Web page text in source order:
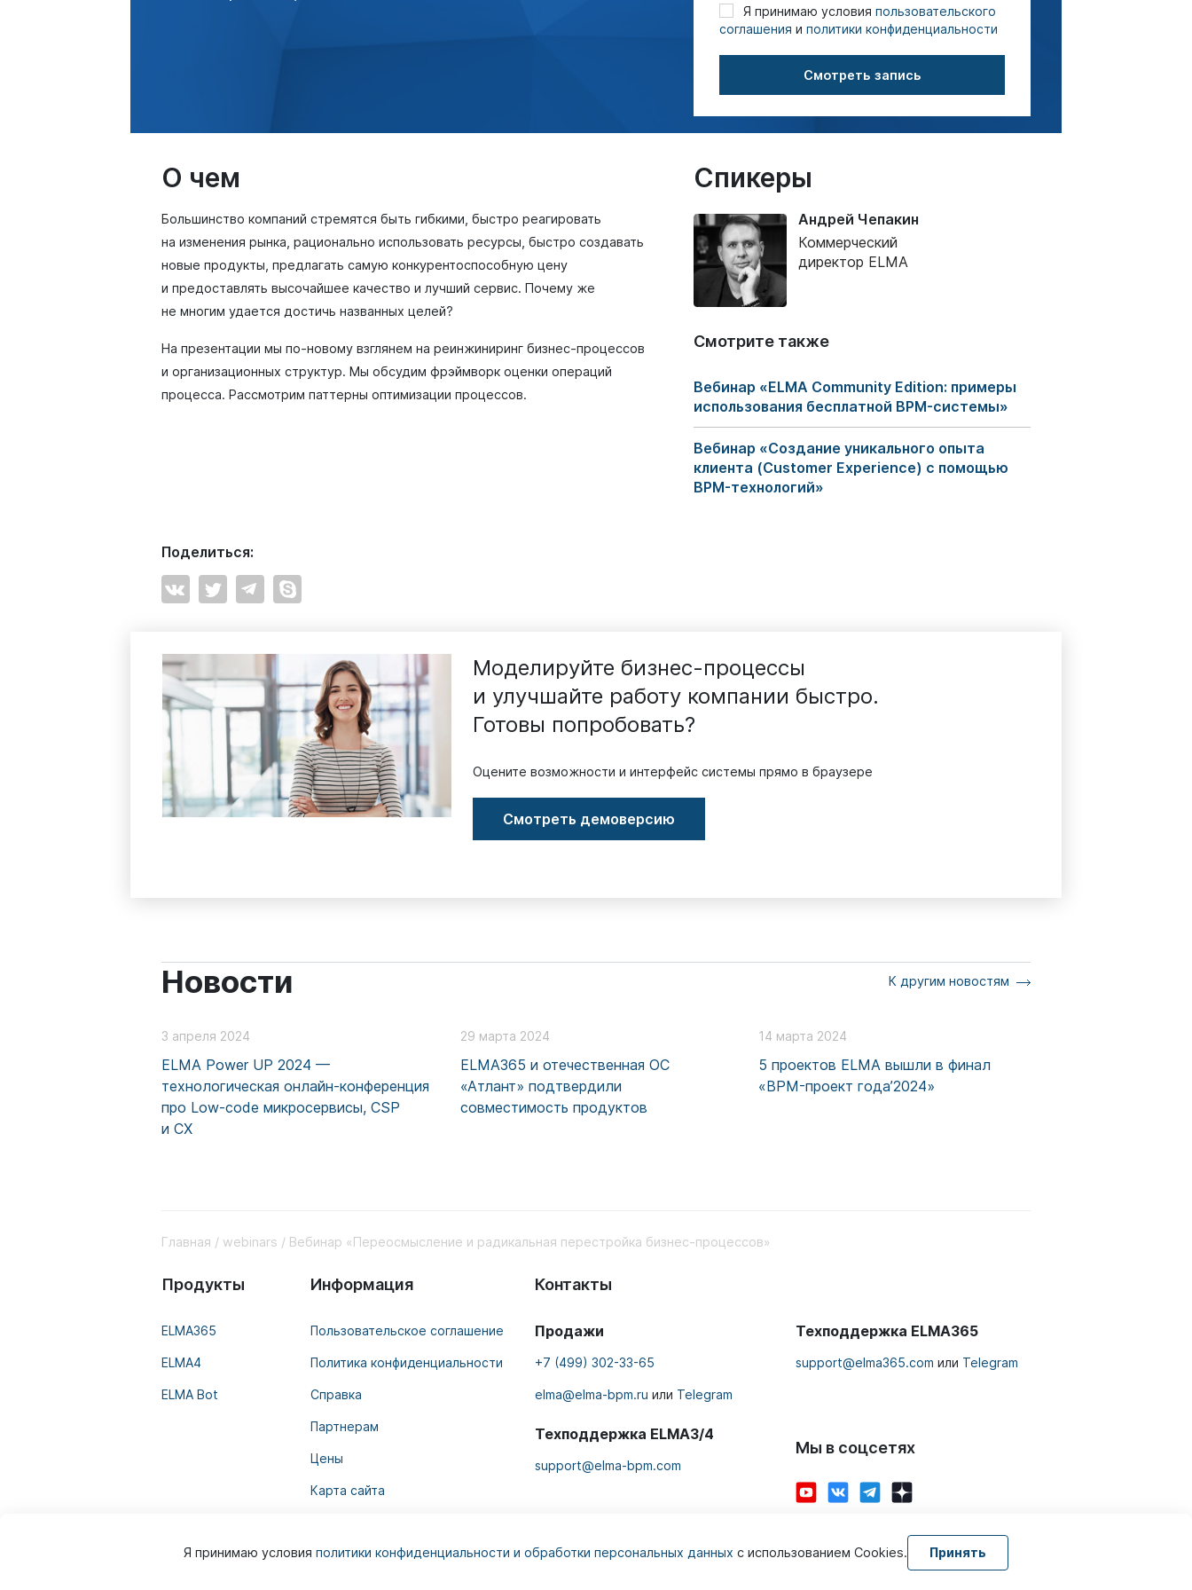
Я принимаю условия пользовательского
соглашения и политики конфиденциальности
Смотреть запись
О чем
Большинство компаний стремятся быть гибкими, быстро реагировать
на изменения рынка, рационально использовать ресурсы, быстро создавать
новые продукты, предлагать самую конкурентоспособную цену
и предоставлять высочайшее качество и лучший сервис. Почему же
не многим удается достичь названных целей?
На презентации мы по-новому взглянем на реинжиниринг бизнес-процессов
и организационных структур. Мы обсудим фрэймворк оценки операций
процесса. Рассмотрим паттерны оптимизации процессов.
Спикеры
Андрей Чепакин
Коммерческий
директор ELMA
Смотрите также
Вебинар «ELMA Community Edition: примеры
использования бесплатной BPM-системы»
Вебинар «Создание уникального опыта
клиента (Customer Experience) с помощью
BPM-технологий»
Поделиться:
Моделируйте бизнес-процессы
и улучшайте работу компании быстро.
Готовы попробовать?
Оцените возможности и интерфейс системы прямо в браузере
Смотреть демоверсию
К другим новостям
Новости
3 апреля 2024
ELMA Power UP 2024 —
технологическая онлайн-конференция
про Low-code микросервисы, CSP
и CX
29 марта 2024
ELMA365 и отечественная ОС
«Атлант» подтвердили
совместимость продуктов
14 марта 2024
5 проектов ELMA вышли в финал
«BPM-проект года’2024»
Я принимаю условия политики конфиденциальности и обработки персональных данных с использованием Cookies. Принять
Главная webinars Вебинар «Переосмысление и радикальная перестройка бизнес-процессов»
Продукты
ELMA365
ELMA4
ELMA Bot
Информация
Пользовательское соглашение
Политика конфиденциальности
Справка
Партнерам
Цены
Карта сайта
Контакты
Продажи
+7 (499) 302-33-65
elma@elma-bpm.ru или Telegram
Техподдержка ELMA365
support@elma365.com или Telegram
Техподдержка ELMA3/4
support@elma-bpm.com
Мы в соцсетях
© 2026 ELMA ELMA — BPM-система №1 в СНГ по версии TAdviser